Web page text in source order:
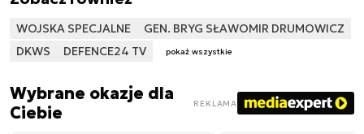
WOJSKA SPECJALNE
GEN. BRYG SŁAWOMIR DRUMOWICZ
DKWS
DEFENCE24 TV pokaż wszystkie
Wybrane okazje dla
Ciebie
REKLAMA